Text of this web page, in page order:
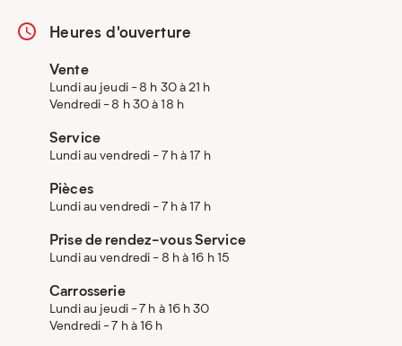
Heures d'ouverture
Vente
Lundi au jeudi - 8 h 30 à 21 h
Vendredi - 8 h 30 à 18 h
Service
Lundi au vendredi - 7 h à 17 h
Pièces
Lundi au vendredi - 7 h à 17 h
Prise de rendez-vous Service
Lundi au vendredi - 8 h à 16 h 15
Carrosserie
Lundi au jeudi - 7 h à 16 h 30
Vendredi - 7 h à 16 h